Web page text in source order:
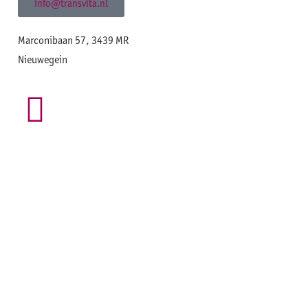
info@transvita.nl
Marconibaan 57, 3439 MR
Nieuwegein